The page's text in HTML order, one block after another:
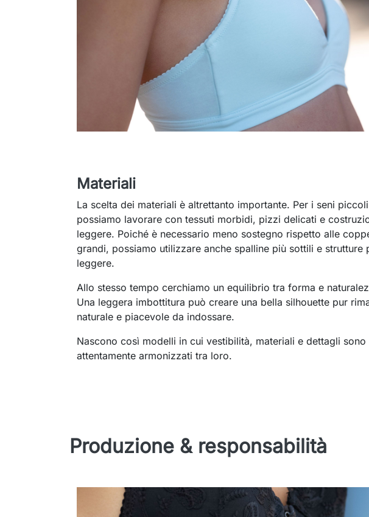
Materiali
La scelta dei materiali è altrettanto importante. Per i seni piccoli
possiamo lavorare con tessuti morbidi, pizzi delicati e
leggere. Poiché è necessario meno sostegno rispetto alle
grandi, possiamo utilizzare anche spalline più sottili e strutture
leggere.
Allo stesso tempo cerchiamo un equilibrio tra forma e
Una leggera imbottitura può creare una bella silhouette pur
naturale e piacevole da indossare.
Nascono così modelli in cui vestibilità, materiali e dettagli sono
attentamente armonizzati tra loro.
Produzione & responsabilità